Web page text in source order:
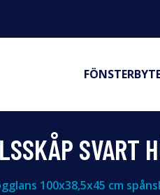
SVART
100x38,5x45 cm